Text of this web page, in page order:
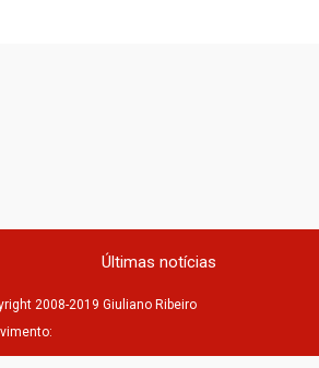
Últimas notícias
2008-2019 Giuliano Ribeiro